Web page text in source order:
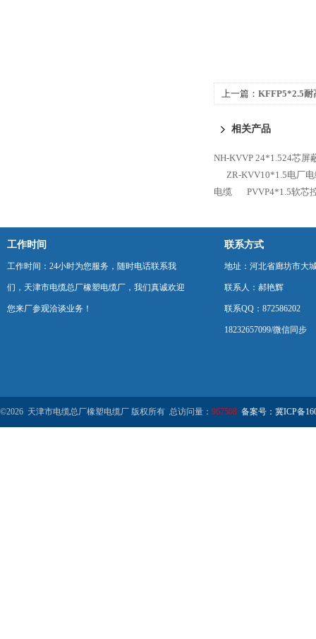
上一篇： KFFP5*2.5耐
相关产品
NH-KVVP 24*1.524芯屏
ZR-KVV10*1.5电厂
电缆
PVVP4*1.5软芯
工作时间
工作时间：24小时为您服务，随时电话联系我
们，天津市电缆总厂橡塑电缆厂，我们真诚欢迎
您来厂参观洽谈业务！
联系方式
地址：河北省廊坊市大
联系人：郝艳辉
联系QQ：872586202
18232657099/微信同步
©2026 天津市电缆总厂橡塑电缆厂 版权所有 总访问量： 967508 备案号：冀ICP备